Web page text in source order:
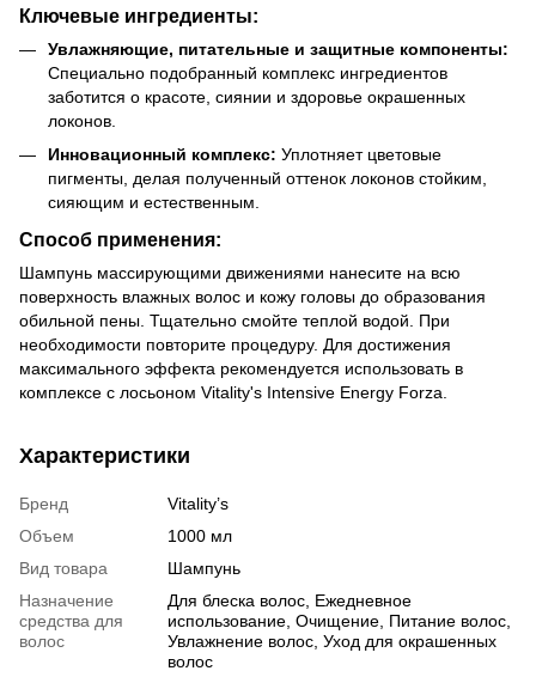
Ключевые ингредиенты:
Увлажняющие, питательные и защитные компоненты:
Специально подобранный комплекс ингредиентов
заботится о красоте, сиянии и здоровье окрашенных
локонов.
Инновационный комплекс: Уплотняет цветовые
пигменты, делая полученный оттенок локонов стойким,
сияющим и естественным.
Способ применения:
Шампунь массирующими движениями нанесите на всю
поверхность влажных волос и кожу головы до образования
обильной пены. Тщательно смойте теплой водой. При
необходимости повторите процедуру. Для достижения
максимального эффекта рекомендуется использовать в
комплексе с лосьоном Vitality's Intensive Energy Forza.
Характеристики
Бренд
Vitality’s
Объем
1000 мл
Вид товара
Шампунь
Назначение
средства для
волос
Для блеска волос, Ежедневное
использование, Очищение, Питание волос,
Увлажнение волос, Уход для окрашенных
волос